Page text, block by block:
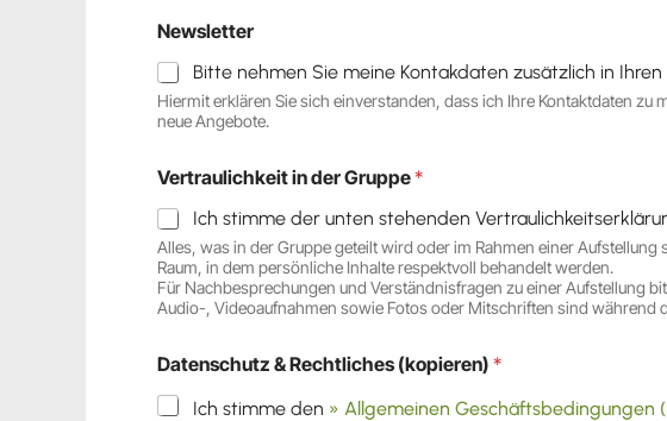
Newsletter
Bitte nehmen Sie meine Kontakdaten zusätzlich in Ihren
Hiermit erklären Sie sich einverstanden, dass ich Ihre Kontaktdaten
neue Angebote.
Vertraulichkeit in der Gruppe*
Ich stimme der unten stehenden
Alles, was in der Gruppe geteilt wird oder im Rahmen einer
Raum, in dem persönliche Inhalte respektvoll behandelt werden.
Für Nachbesprechungen und Verständnisfragen zu einer Aufstellung
Audio-, Videoaufnahmen sowie Fotos oder Mitschriften sind während
Datenschutz & Rechtliches (kopieren) *
Ich stimme den » Allgemeinen Geschäftsbedingungen